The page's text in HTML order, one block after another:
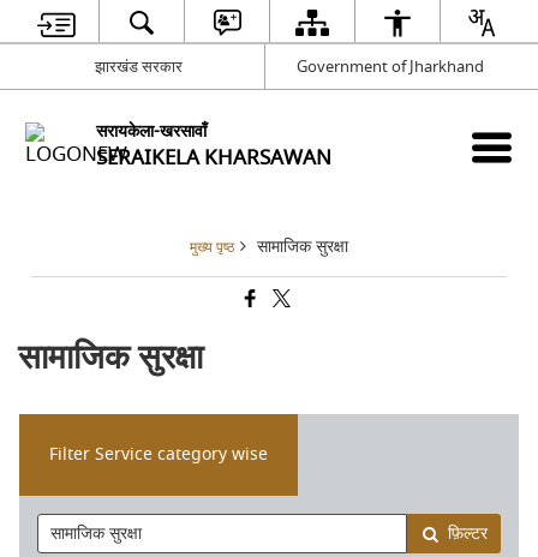
झारखंड सरकार Government of Jharkhand
सरायकेला-खरसावाँ
SERAIKELA KHARSAWAN
मुख्य पृष्ठ सामाजिक सुरक्षा
सामाजिक सुरक्षा
Filter Service category wise
फ़िल्टर